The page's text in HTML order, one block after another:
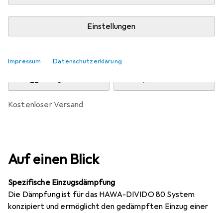
Einstellungen
Impressum Datenschutzerklärung
kostenloser Versand
Auf einen Blick
Spezifische Einzugsdämpfung
Die Dämpfung ist für das HAWA-DIVIDO 80 System
konzipiert und ermöglicht den gedämpften Einzug einer